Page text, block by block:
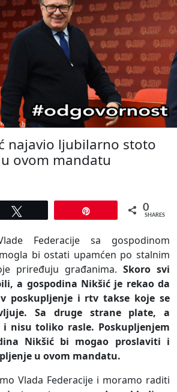
najavio ljubilarno stoto
ovom mandatu
0
SHARES
Federacije sa gospodinom
bi ostati upamćen po stalnim
priređuju građanima. Skoro svi
a gospodina Nikšić je rekao da
poskupljenje i rtv takse koje se
Sa druge strane plate, a
i nisu toliko rasle. Poskupljenjem
Nikšić bi mogao proslaviti i
u ovom mandatu.
Vlada Federacije i moramo raditi